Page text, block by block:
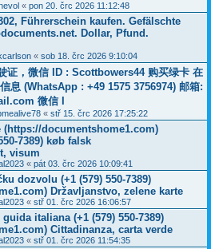
« pon 20. črc 2026 11:12:48
Führerschein kaufen. Gefälschte
Dollar, Pfund.
« sob 18. črc 2026 9:10:04
证，微信 ID : Scottbowers44 购买绿卡 在
息 (WhatsApp : +49 1575 3756974) 邮箱:
微信 I
« stř 15. črc 2026 17:25:22
(https://documentshome1.com)
7389) køb falsk
visum
« pát 03. črc 2026 10:09:41
dozvolu (+1 (579) 550-7389)
Državljanstvo, zelene karte
« stř 01. črc 2026 16:06:57
italiana (+1 (579) 550-7389)
Cittadinanza, carta verde
« stř 01. črc 2026 11:54:35